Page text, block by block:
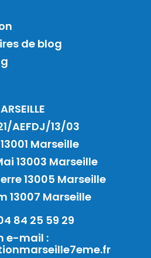
de blog
AEFDJ/13/03
Marseille
13003 Marseille
13005 Marseille
13007 Marseille
84 25 59 29
e-mail :